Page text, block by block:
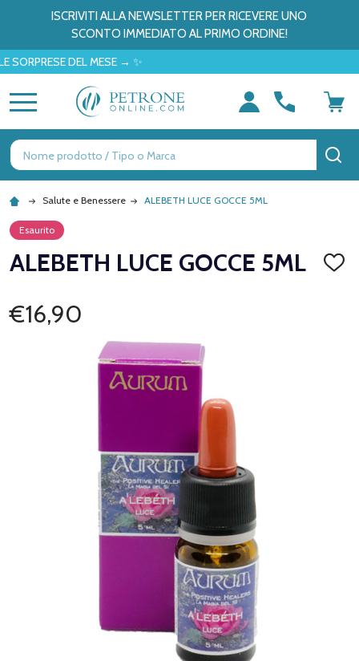
ISCRIVITI ALLA NEWSLETTER PER RICEVERE UNO
SCONTO IMMEDIATO AL PRIMO ORDINE!
DEL MESE → ✨
Ricerca
Salute e Benessere ALEBETH LUCE GOCCE 5ML
Esaurito
ALEBETH LUCE GOCCE 5ML
€16,90